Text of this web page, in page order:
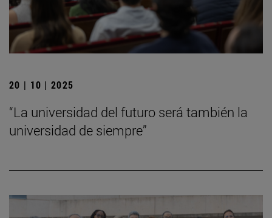
20 | 10 | 2025
“La universidad del futuro será también la
universidad de siempre”